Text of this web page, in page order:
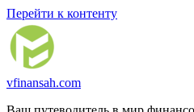
Перейти к контенту
vfinansah.com